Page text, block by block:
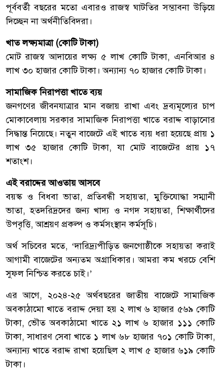
পূর্ববর্তী বছরের মতো এবারও রাজস্ব ঘাটতির সম্ভাবনা উড়িয়ে
দিচ্ছেন না অর্থনীতিবিদরা।
খাত লক্ষ্যমাত্রা (কোটি টাকা)
মোট রাজস্ব আদায়ের লক্ষ্য ৫ লাখ কোটি টাকা, এনবিআর ৪
লাখ ৩০ হাজার কোটি টাকা। অন্যান্য ৭০ হাজার কোটি টাকা।
সামাজিক নিরাপত্তা খাতে ব্যয়
জনগণের জীবনযাত্রার মান বজায় রাখা এবং দ্রব্যমূল্যের চাপ
মোকাবেলায় সরকার সামাজিক নিরাপত্তা খাতে বরাদ্দ বাড়ানোর
সিদ্ধান্ত নিয়েছে। নতুন বাজেটে এই খাতে ব্যয় ধরা হয়েছে প্রায় ১
লাখ ৩৫ হাজার কোটি টাকা, যা মোট বাজেটের প্রায় ১৭
শতাংশ।
এই বরাদ্দের আওতায় আসবে
বয়স্ক ও বিধবা ভাতা, প্রতিবন্ধী সহায়তা, মুক্তিযোদ্ধা সম্মানী
ভাতা, হতদরিদ্রদের জন্য খাদ্য ও নগদ সহায়তা, শিক্ষার্থীদের
উপবৃত্তি, আশ্রয়ণ প্রকল্প ও কর্মসংস্থান কর্মসূচি।
অর্থ সচিবের মতে, ‘দারিদ্র্যপীড়িত জনগোষ্ঠীকে সহায়তা করাই
আগামী বাজেটের অন্যতম অগ্রাধিকার। আমরা কম খরচে বেশি
সুফল নিশ্চিত করতে চাই।’
এর আগে, ২০২৪-২৫ অর্থবছরের জাতীয় বাজেটে সামাজিক
অবকাঠামো খাতে বরাদ্দ দেয়া হয় ২ লাখ ৬ হাজার ৫৬৯ কোটি
টাকা, ভৌত অবকাঠামো খাতে ২১ লাখ ৬ হাজার ১১১ কোটি
টাকা, সাধারণ সেবা খাতে ১ লাখ ৬৮ হাজার ৭০১ কোটি টাকা,
অন্যান্য খাতে বরাদ্দ রাখা হয়েছিল ২ লাখ ৫ হাজার ৬১৯ কোটি
টাকা।